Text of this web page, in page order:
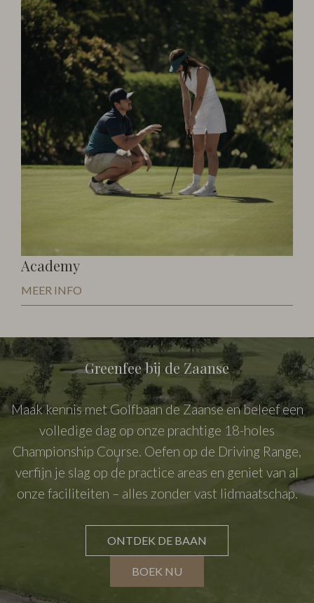
Academy
MEER INFO
Greenfee bij de Zaanse
Maak kennis met Golfbaan de Zaanse en beleef een
volledige dag op onze prachtige 18-holes
Championship Course. Oefen op de Driving Range,
verfijn je slag op de practice areas en geniet van al
onze faciliteiten – alles zonder vast lidmaatschap.
ONTDEK DE BAAN
BOEK NU